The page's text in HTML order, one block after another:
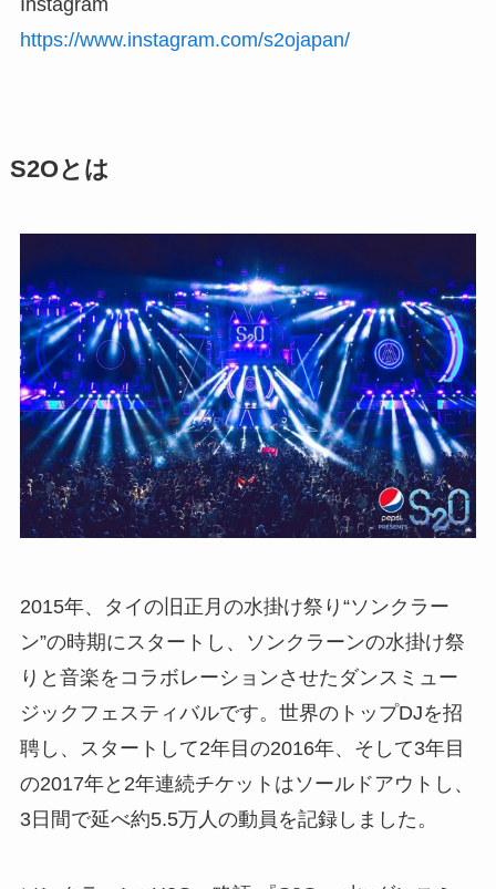
Instagram
https://www.instagram.com/s2ojapan/
S2Oとは
2015年、タイの旧正月の水掛け祭り“ソンクラー
ン”の時期にスタートし、ソンクラーンの水掛け祭
りと音楽をコラボレーションさせたダンスミュー
ジックフェスティバルです。世界のトップDJを招
聘し、スタートして2年目の2016年、そして3年目
の2017年と2年連続チケットはソールドアウトし、
3日間で延べ約5.5万人の動員を記録しました。